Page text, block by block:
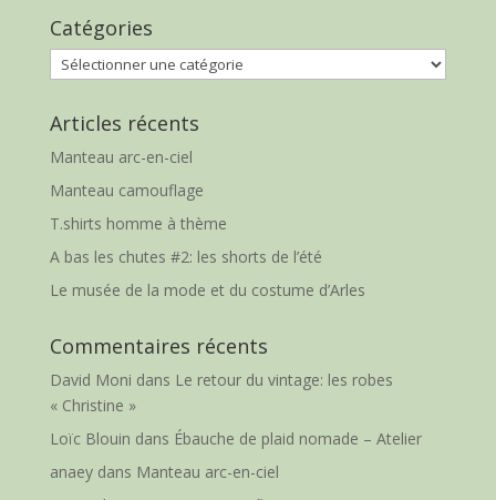
Catégories
Catégories
Articles récents
Manteau arc-en-ciel
Manteau camouflage
T.shirts homme à thème
A bas les chutes #2: les shorts de l’été
Le musée de la mode et du costume d’Arles
Commentaires récents
David Moni dans Le retour du vintage: les robes
« Christine »
Loïc Blouin dans Ébauche de plaid nomade – Atelier
anaeydans Manteau arc-en-ciel